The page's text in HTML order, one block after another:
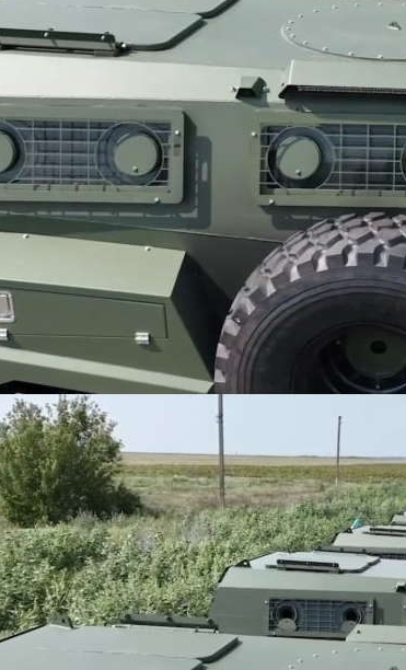
Предыдущая запись
комментарий
email не будет опубликован. Обязательные поля
Email*
моё имя, email и адрес сайта в этом браузере для